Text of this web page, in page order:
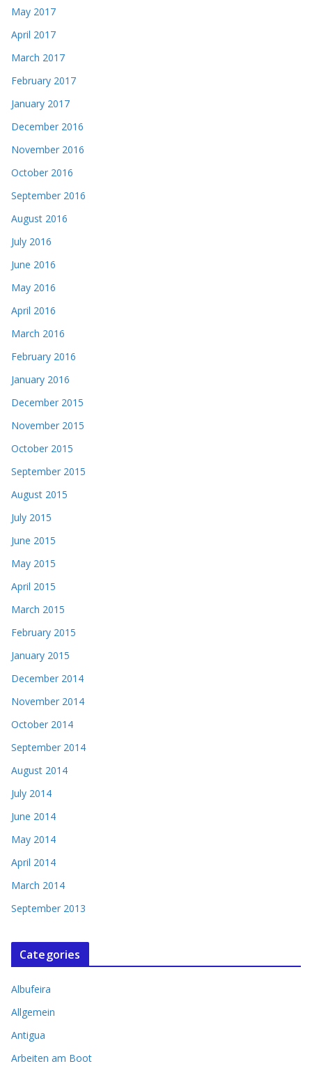
May 2017
April 2017
March 2017
February 2017
January 2017
December 2016
November 2016
October 2016
September 2016
August 2016
July 2016
June 2016
May 2016
April 2016
March 2016
February 2016
January 2016
December 2015
November 2015
October 2015
September 2015
August 2015
July 2015
June 2015
May 2015
April 2015
March 2015
February 2015
January 2015
December 2014
November 2014
October 2014
September 2014
August 2014
July 2014
June 2014
May 2014
April 2014
March 2014
September 2013
Categories
Albufeira
Allgemein
Antigua
Arbeiten am Boot